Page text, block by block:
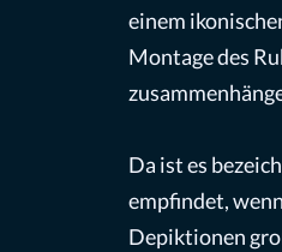
einem
Montage des
Da ist es
empfindet,
Depiktionen